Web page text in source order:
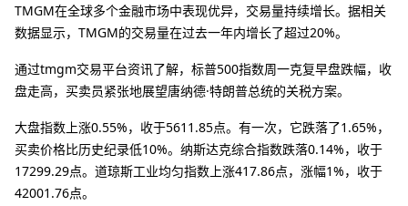
TMGM在全球多个金融市场中表现优异，交易量持续增长。据相关
数据显示，TMGM的交易量在过去一年内增长了超过20%。
通过tmgm交易平台资讯了解，标普500指数周一克复早盘跌幅，收
盘走高，买卖员紧张地展望唐纳德·特朗普总统的关税方案。
大盘指数上涨0.55%，收于5611.85点。有一次，它跌落了1.65%，
买卖价格比历史纪录低10%。纳斯达克综合指数跌落0.14%，收于
17299.29点。道琼斯工业均匀指数上涨417.86点，涨幅1%，收于
42001.76点。